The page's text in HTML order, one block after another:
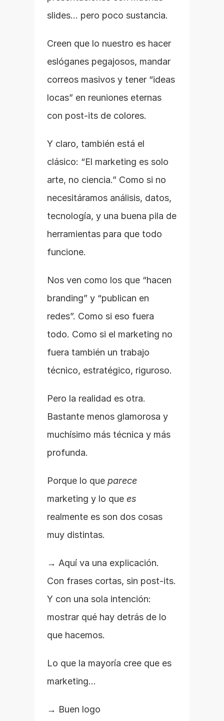
slides… pero poco sustancia.
Creen que lo nuestro es hacer
eslóganes pegajosos, mandar
correos masivos y tener “ideas
locas” en reuniones eternas
con post-its de colores.
Y claro, también está el
clásico: “El marketing es solo
arte, no ciencia.” Como si no
necesitáramos análisis, datos,
tecnología, y una buena pila de
herramientas para que todo
funcione.
Nos ven como los que “hacen
branding” y “publican en
redes”. Como si eso fuera
todo. Como si el marketing no
fuera también un trabajo
técnico, estratégico, riguroso.
Pero la realidad es otra.
Bastante menos glamorosa y
muchísimo más técnica y más
profunda.
Porque lo que parece
marketing y lo que es
realmente es son dos cosas
muy distintas.
→ Aquí va una explicación.
Con frases cortas, sin post-its.
Y con una sola intención:
mostrar qué hay detrás de lo
que hacemos.
Lo que la mayoría cree que es
marketing...
→ Buen logo